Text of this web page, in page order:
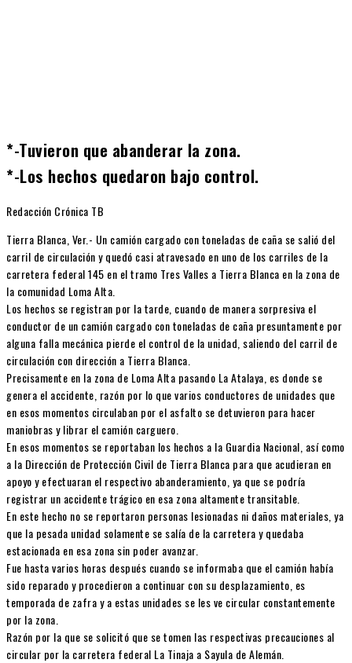
*-Tuvieron que abanderar la zona.
*-Los hechos quedaron bajo control.
Redacción Crónica TB
Tierra Blanca, Ver.- Un camión cargado con toneladas de caña se salió del
carril de circulación y quedó casi atravesado en uno de los carriles de la
carretera federal 145 en el tramo Tres Valles a Tierra Blanca en la zona de
la comunidad Loma Alta.
Los hechos se registran por la tarde, cuando de manera sorpresiva el
conductor de un camión cargado con toneladas de caña presuntamente por
alguna falla mecánica pierde el control de la unidad, saliendo del carril de
circulación con dirección a Tierra Blanca.
Precisamente en la zona de Loma Alta pasando La Atalaya, es donde se
genera el accidente, razón por lo que varios conductores de unidades que
en esos momentos circulaban por el asfalto se detuvieron para hacer
maniobras y librar el camión carguero.
En esos momentos se reportaban los hechos a la Guardia Nacional, así como
a la Dirección de Protección Civil de Tierra Blanca para que acudieran en
apoyo y efectuaran el respectivo abanderamiento, ya que se podría
registrar un accidente trágico en esa zona altamente transitable.
En este hecho no se reportaron personas lesionadas ni daños materiales, ya
que la pesada unidad solamente se salía de la carretera y quedaba
estacionada en esa zona sin poder avanzar.
Fue hasta varios horas después cuando se informaba que el camión había
sido reparado y procedieron a continuar con su desplazamiento, es
temporada de zafra y a estas unidades se les ve circular constantemente
por la zona.
Razón por la que se solicitó que se tomen las respectivas precauciones al
circular por la carretera federal La Tinaja a Sayula de Alemán.